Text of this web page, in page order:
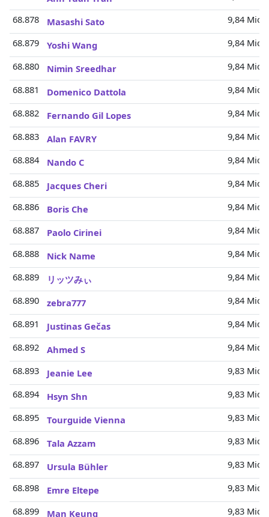
68.878
Masashi Sato
9,84 Mio.
68.879
Yoshi Wang
9,84 Mio.
68.880
Nimin Sreedhar
9,84 Mio.
68.881
Domenico Dattola
9,84 Mio.
68.882
Fernando Gil Lopes
9,84 Mio.
68.883
Alan FAVRY
9,84 Mio.
68.884
Nando C
9,84 Mio.
68.885
Jacques Cheri
9,84 Mio.
68.886
Boris Che
9,84 Mio.
68.887
Paolo Cirinei
9,84 Mio.
68.888
Nick Name
9,84 Mio.
68.889
リッツみぃ
9,84 Mio.
68.890
zebra777
9,84 Mio.
68.891
Justinas Gečas
9,84 Mio.
68.892
Ahmed S
9,84 Mio.
68.893
Jeanie Lee
9,83 Mio.
68.894
Hsyn Shn
9,83 Mio.
68.895
Tourguide Vienna
9,83 Mio.
68.896
Tala Azzam
9,83 Mio.
68.897
Ursula Bühler
9,83 Mio.
68.898
Emre Eltepe
9,83 Mio.
68.899
Man Keung
9,83 Mio.